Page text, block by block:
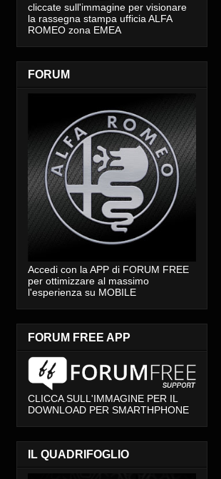
cliccate sull'immagine per visionare
la rassegna stampa ufficia ALFA
ROMEO zona EMEA
FORUM
Accedi con la APP di FORUM FREE
per ottimizzare al massimo
l'esperienza su MOBILE
FORUM FREE APP
CLICCA SULL'IMMAGINE PER IL
DOWNLOAD PER SMARTHPHONE
IL QUADRIFOGLIO